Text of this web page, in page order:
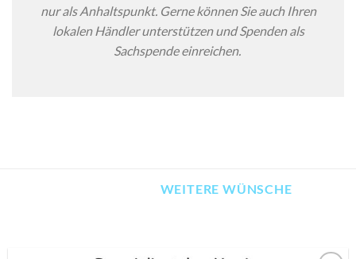
nur als Anhaltspunkt. Gerne können Sie auch Ihren
lokalen Händler unterstützen und Spenden als
Sachspende einreichen.
WEITERE WÜNSCHE